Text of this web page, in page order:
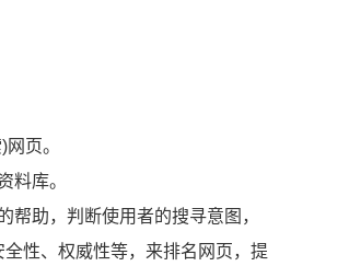
页。
料库。
帮助，判断使用者的搜寻意图，
性、权威性等，来排名网页，提